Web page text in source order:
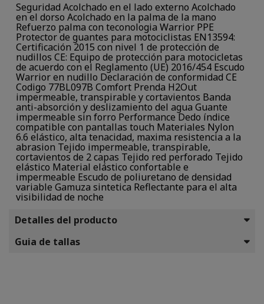
Seguridad Acolchado en el lado externo Acolchado
en el dorso Acolchado en la palma de la mano
Refuerzo palma con teconologia Warrior PPE
Protector de guantes para motociclistas EN13594:
Certificación 2015 con nivel 1 de protección de
nudillos CE: Equipo de protección para motocicletas
de acuerdo con el Reglamento (UE) 2016/454 Escudo
Warrior en nudillo Declaración de conformidad CE
Codigo 77BL097B Comfort Prenda H2Out
impermeable, transpirable y cortavientos Banda
anti-absorción y deslizamiento del agua Guante
impermeable sin forro Performance Dedo índice
compatible con pantallas touch Materiales Nylon
6.6 elástico, alta tenacidad, maxima resistencia a la
abrasion Tejido impermeable, transpirable,
cortavientos de 2 capas Tejido red perforado Tejido
elástico Material elástico confortable e
impermeable Escudo de poliuretano de densidad
variable Gamuza sintetica Reflectante para el alta
visibilidad de noche
Detalles del producto
Guia de tallas